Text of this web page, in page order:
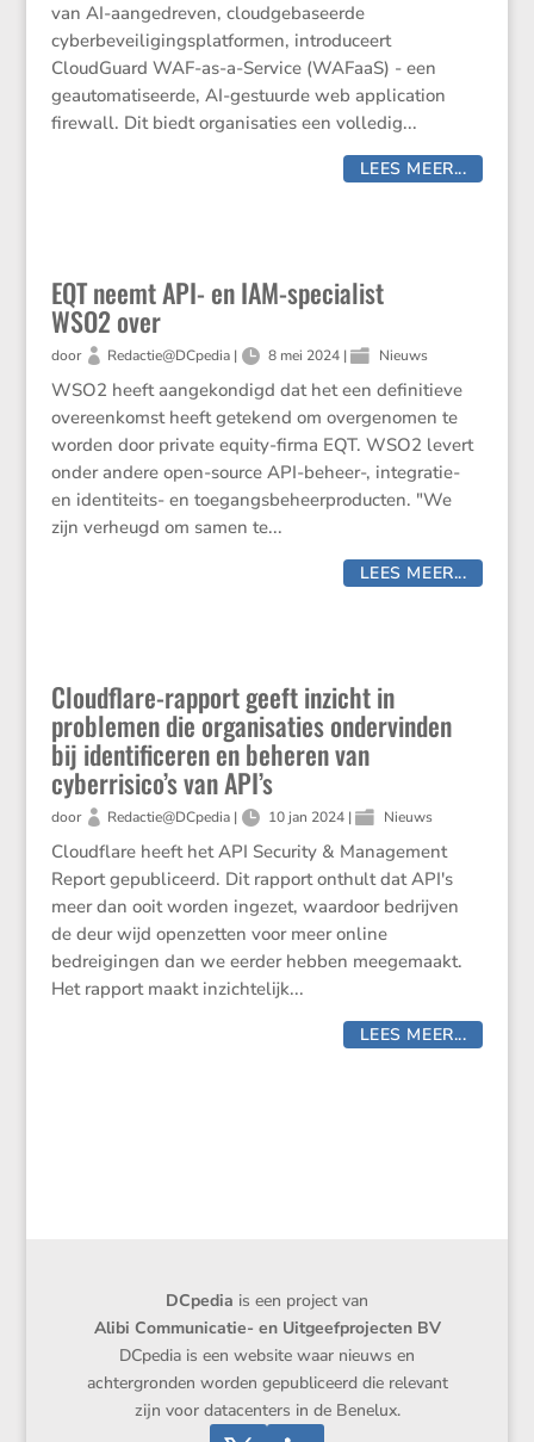
van AI-aangedreven, cloudgebaseerde
cyberbeveiligingsplatformen, introduceert
CloudGuard WAF-as-a-Service (WAFaaS) - een
geautomatiseerde, AI-gestuurde web application
firewall. Dit biedt organisaties een volledig...
LEES MEER...
EQT neemt API- en IAM-specialist
WSO2 over
door Redactie@DCpedia| 8 mei 2024 | Nieuws
WSO2 heeft aangekondigd dat het een definitieve
overeenkomst heeft getekend om overgenomen te
worden door private equity-firma EQT. WSO2 levert
onder andere open-source API-beheer-, integratie-
en identiteits- en toegangsbeheerproducten. "We
zijn verheugd om samen te...
LEES MEER...
Cloudflare-rapport geeft inzicht in
problemen die organisaties ondervinden
bij identificeren en beheren van
cyberrisico’s van API’s
door Redactie@DCpedia| 10 jan 2024 | Nieuws
Cloudflare heeft het API Security & Management
Report gepubliceerd. Dit rapport onthult dat API's
meer dan ooit worden ingezet, waardoor bedrijven
de deur wijd openzetten voor meer online
bedreigingen dan we eerder hebben meegemaakt.
Het rapport maakt inzichtelijk...
LEES MEER...
DCpedia is een project van
Alibi Communicatie- en Uitgeefprojecten BV
DCpedia is een website waar nieuws en
achtergronden worden gepubliceerd die relevant
zijn voor datacenters in de Benelux.